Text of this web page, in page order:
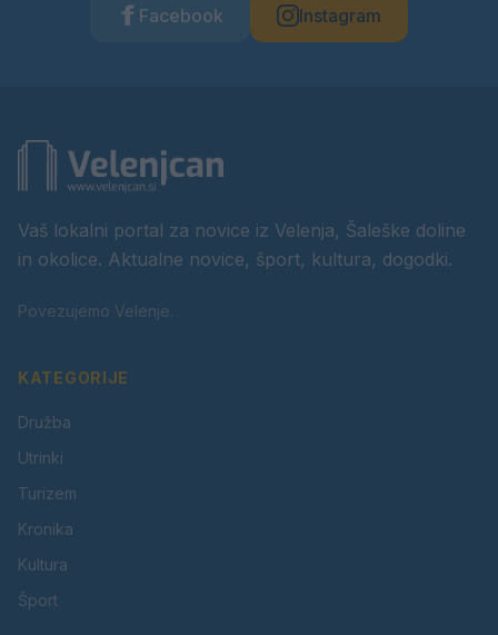
Facebook Instagram
Vaš lokalni portal za novice iz Velenja, Šaleške doline
in okolice. Aktualne novice, šport, kultura, dogodki.
Povezujemo Velenje.
KATEGORIJE
Družba
Utrinki
Turizem
Kronika
Kultura
Šport